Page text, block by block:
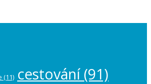
(11) cestování(91)